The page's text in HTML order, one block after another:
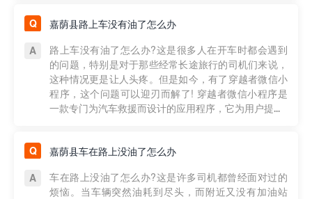
嘉荫县路上车没有油了怎么办
路上车没有油了怎么办?这是很多人在开车时都会遇到
的问题，特别是对于那些经常长途旅行的司机们来说，
这种情况更是让人头疼。但是如今，有了穿越者微信小
程序，这个问题可以迎刃而解了! 穿越者微信小程序是
一款专门为汽车救援而设计的应用程序，它为用户提...
嘉荫县车在路上没油了怎么办
车在路上没油了怎么办?这是许多司机都曾经面对过的
烦恼。当车辆突然油耗到尽头，而附近又没有加油站